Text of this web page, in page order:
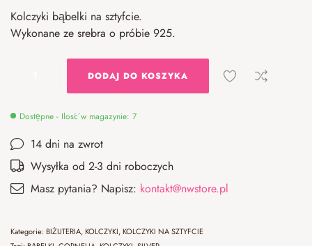
Kolczyki bąbelki na sztyfcie.
Wykonane ze srebra o próbie 925.
DODAJ DO KOSZYKA
Dostępne - Ilość w magazynie: 7
14 dni na zwrot
Wysyłka od 2-3 dni roboczych
Masz pytania? Napisz: kontakt@nwstore.pl
Kategorie:BIŻUTERIA,KOLCZYKI,KOLCZYKI NA SZTYFCIE